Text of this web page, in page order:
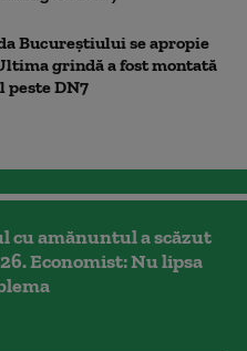
Bucureștiului se apropie
grindă a fost montată
peste DN7
cu amănuntul a scăzut
Economist: Nu lipsa